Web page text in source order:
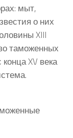
мыт,
о них
XIII
таможенных
XV века